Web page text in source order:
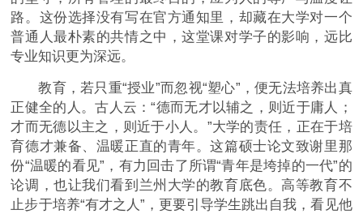
路。这份选择没有写在官方通知里，却藏在大学对一个
普通人最朴素的共情之中，这堂课对学子的影响，远比
专业知识更为深远。
教育，若只重“授业”而忽视“塑心”，便无法培养出真
正健全的人。古人云：“德而无才以辅之，则近于庸人；
才而无德以主之，则近于小人。”大学的责任，正在于培
育德才兼备、温暖正直的青年。这篇硕士论文致谢里那
份“温暖的看见”，有力回击了所谓“青年是垮掉的一代”的
论调，也让我们看到兰州大学的教育底色。高等教育不
止步于培养“有才之人”，更要引导学生跳出自我，看见他